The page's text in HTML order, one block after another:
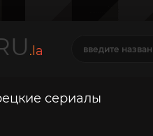
.la
сериалы